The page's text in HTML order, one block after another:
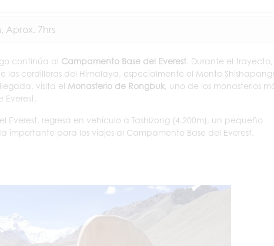
Aprox. 7hrs
continúa al Campamento Base del Everest . Durante el trayecto,
las cordilleras del Himalaya, especialmente el Monte
visita el Monasterio de Rongbuk, uno de los monasterios
Everest, regresa en vehículo a Tashizong (4.200m), un pequeño
para los viajes al Campamento Base del Everest.